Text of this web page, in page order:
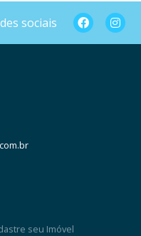
sociais
seu Imóvel